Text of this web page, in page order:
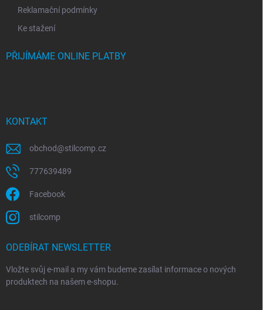
Reklamační podmínky
Ke stažení
PŘIJÍMÁME ONLINE PLATBY
KONTAKT
obchod@stilcomp.cz
777639489
Facebook
stilcomp
ODEBÍRAT NEWSLETTER
Vložte svůj e-mail a my vám budeme zasílat informace o nových
produktech na našem e-shopu.